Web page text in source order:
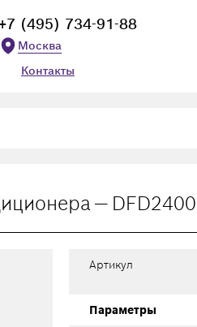
+7 (495) 734-91-88
Москва
Контакты
—
Артикул
Параметры